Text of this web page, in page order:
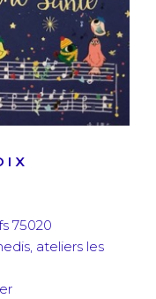
I X
75020
ateliers les